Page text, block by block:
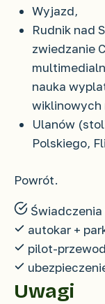
Wyjazd,
Rudnik nad
zwiedzanie
nauka
wiklinowych
Ulanów
Polskiego,
Powrót.
autokar +
pilot-
Uwagi